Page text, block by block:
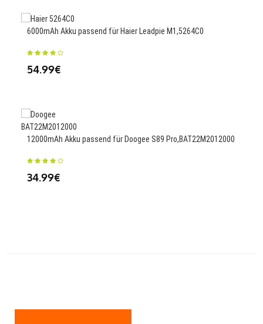
6000mAh Akku passend für Haier Leadpie M1,5264C0
54.99€
12000mAh Akku passend für Doogee S89 Pro,BAT22M2012000
34.99€